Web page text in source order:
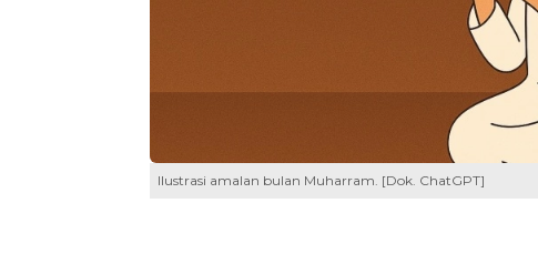
Ilustrasi amalan bulan Muharram. [Dok. ChatGPT]